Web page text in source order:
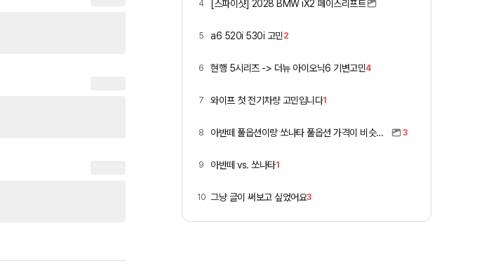
4 [스파이샷] 2028 BMW iX2 페이스리프트
5 a6 520i 530i 고민 2
6 현행 5시리즈 -> 더뉴 아이오닉6 기변고민4
7 와이프 첫 전기차량 고민입니다1
8 아반떼 풀옵션이랑 쏘나타 풀옵션 가격이 비슷하네요 3
9 아반떼 vs. 쏘나타1
10 그냥 글이 써보고 싶었어요3